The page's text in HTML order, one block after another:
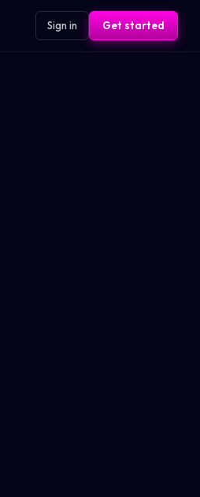
Sign in Get started